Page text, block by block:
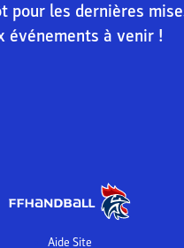
pour les dernières
événements à venir !
Aide Site